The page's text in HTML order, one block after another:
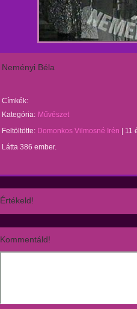
Neményi Béla
Címkék:
Kategória: Művészet
Feltöltötte: Domonkos Vilmosné Irén
11
Látta 386 ember.
Értékeld!
Kommentáld!